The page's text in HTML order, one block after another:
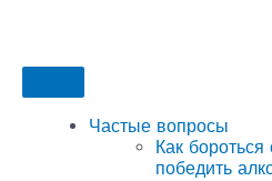
Частые вопросы
Как
победить